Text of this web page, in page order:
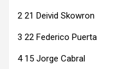
2 21 Deivid Skowron
3 22 Federico
4 15 Jorge Cabral